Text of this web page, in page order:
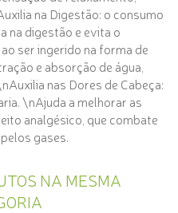
na Digestão: o consumo
na digestão e evita o
ser ingerido na forma de
e absorção de água,
nas Dores de Cabeça:
\nAjuda a melhorar as
analgésico, que combate
gases.
NA MESMA